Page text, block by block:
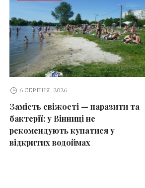
6 СЕРПНЯ, 2026
Замість свіжості — паразити та
бактерії: у Вінниці не
рекомендують купатися у
відкритих водоймах